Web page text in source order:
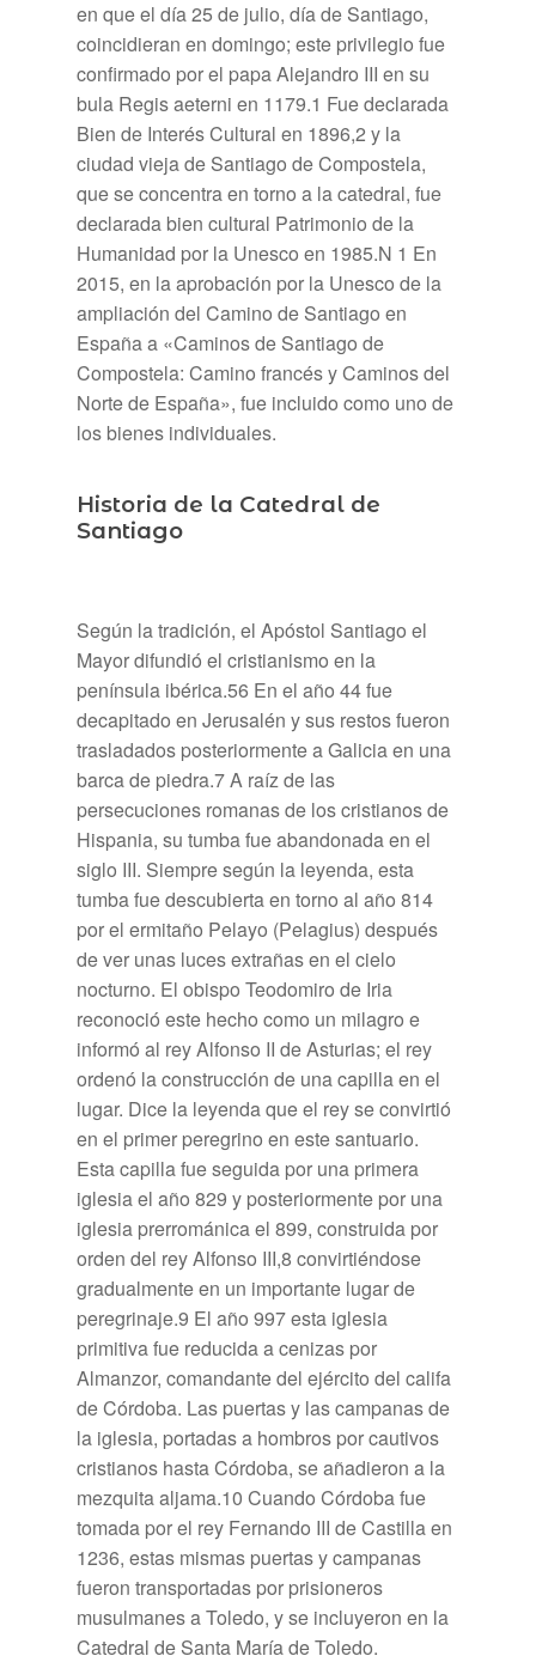
en que el día 25 de julio, día de Santiago,
coincidieran en domingo; este privilegio fue
confirmado por el papa Alejandro III en su
bula Regis aeterni en 1179.1​ Fue declarada
Bien de Interés Cultural en 1896,2​ y la
ciudad vieja de Santiago de Compostela,
que se concentra en torno a la catedral, fue
declarada bien cultural Patrimonio de la
Humanidad por la Unesco en 1985.N 1​ En
2015, en la aprobación por la Unesco de la
ampliación del Camino de Santiago en
España a «Caminos de Santiago de
Compostela: Camino francés y Caminos del
Norte de España», fue incluido como uno de
los bienes individuales.
Historia de la Catedral de
Santiago
Según la tradición, el Apóstol Santiago el
Mayor difundió el cristianismo en la
península ibérica.5​6​ En el año 44 fue
decapitado en Jerusalén y sus restos fueron
trasladados posteriormente a Galicia en una
barca de piedra.7​ A raíz de las
persecuciones romanas de los cristianos de
Hispania, su tumba fue abandonada en el
siglo III. Siempre según la leyenda, esta
tumba fue descubierta en torno al año 814
por el ermitaño Pelayo (Pelagius) después
de ver unas luces extrañas en el cielo
nocturno. El obispo Teodomiro de Iria
reconoció este hecho como un milagro e
informó al rey Alfonso II de Asturias; el rey
ordenó la construcción de una capilla en el
lugar. Dice la leyenda que el rey se convirtió
en el primer peregrino en este santuario.
Esta capilla fue seguida por una primera
iglesia el año 829 y posteriormente por una
iglesia prerrománica el 899, construida por
orden del rey Alfonso III,8​ convirtiéndose
gradualmente en un importante lugar de
peregrinaje.9​ El año 997 esta iglesia
primitiva fue reducida a cenizas por
Almanzor, comandante del ejército del califa
de Córdoba. Las puertas y las campanas de
la iglesia, portadas a hombros por cautivos
cristianos hasta Córdoba, se añadieron a la
mezquita aljama.10​ Cuando Córdoba fue
tomada por el rey Fernando III de Castilla en
1236, estas mismas puertas y campanas
fueron transportadas por prisioneros
musulmanes a Toledo, y se incluyeron en la
Catedral de Santa María de Toledo.